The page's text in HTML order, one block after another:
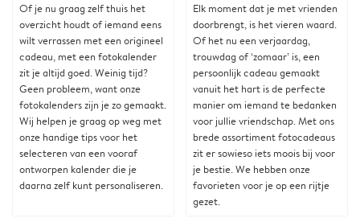
Of je nu graag zelf thuis het
overzicht houdt of iemand eens
wilt verrassen met een origineel
cadeau, met een fotokalender
zit je altijd goed. Weinig tijd?
Geen probleem, want onze
fotokalenders zijn je zo gemaakt.
Wij helpen je graag op weg met
onze handige tips voor het
selecteren van een vooraf
ontworpen kalender die je
daarna zelf kunt personaliseren.
Elk moment dat je met vrienden
doorbrengt, is het vieren waard.
Of het nu een verjaardag,
trouwdag of ‘zomaar’ is, een
persoonlijk cadeau gemaakt
vanuit het hart is de perfecte
manier om iemand te bedanken
voor jullie vriendschap. Met ons
brede assortiment fotocadeaus
zit er sowieso iets moois bij voor
je bestie. We hebben onze
favorieten voor je op een rijtje
gezet.